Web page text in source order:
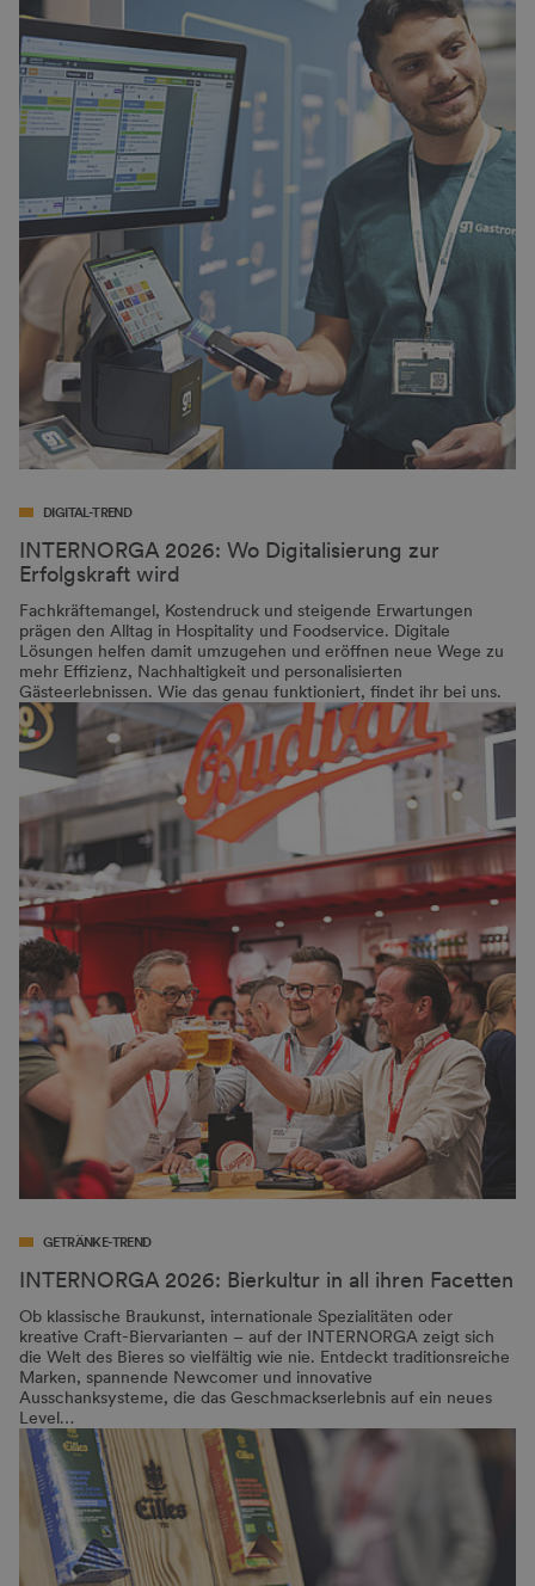
DIGITAL-TREND
INTERNORGA 2026: Wo Digitalisierung zur
Erfolgskraft wird
Fachkräftemangel, Kostendruck und steigende Erwartungen
prägen den Alltag in Hospitality und Foodservice. Digitale
Lösungen helfen damit umzugehen und eröffnen neue Wege zu
mehr Effizienz, Nachhaltigkeit und personalisierten
Gästeerlebnissen. Wie das genau funktioniert, findet ihr bei uns.
GETRÄNKE-TREND
INTERNORGA 2026: Bierkultur in all ihren Facetten
Ob klassische Braukunst, internationale Spezialitäten oder
kreative Craft-Biervarianten – auf der INTERNORGA zeigt sich
die Welt des Bieres so vielfältig wie nie. Entdeckt traditionsreiche
Marken, spannende Newcomer und innovative
Ausschanksysteme, die das Geschmackserlebnis auf ein neues
Level…